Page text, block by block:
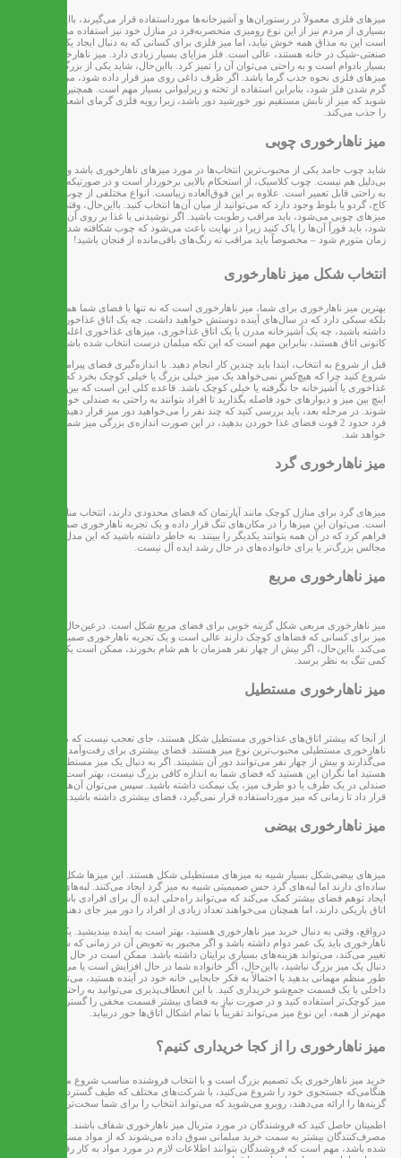
میزهای فلزی معمولاً در رستوران‌ها و آشپزخانه‌ها مورداستفاده قرار می‌گیرند، بااین‌حال،
بسیاری از مردم نیز از این نوع رومیزی منحصربه‌فرد در منازل خود نیز استفاده می‌کنند. ممکن
است این به مذاق همه خوش نیاید، اما میز فلزی برای کسانی که به دنبال ایجاد یک طرح
صنعتی-شیک در خانه هستند، عالی است. فلز مزایای بسیار زیادی دارد. میز ناهارخوری فلزی
بسیار بادوام است و به راحتی می‌توان آن را تمیز کرد. بااین‌حال، شاید یکی از بزرگ‌ترین معایب
میزهای فلزی نحوه جذب گرما باشد. اگر ظرف داغی روی میز قرار داده شود، می‌تواند باعث
گرم شدن فلز شود، بنابراین استفاده از تخته و زیرلیوانی بسیار مهم است. همچنین باید مطمئن
شوید که میز از تابش مستقیم نور خورشید دور باشد، زیرا رویه فلزی گرمای اشعه‌ی خورشید
را جذب می‌کند.
میز ناهارخوری چوبی
شاید چوب جامد یکی از محبوب‌ترین انتخاب‌ها در مورد میزهای ناهارخوری باشد و این موضوع
بی‌دلیل هم نیست. چوب کلاسیک، از استحکام بالایی برخوردار است و در صورتیکه آسیب ببیند
به راحتی قابل تعمیر است. علاوه بر این فوق‌العاده زیباست. انواع مختلفی از چوب مثل چوب
کاج، گردو یا بلوط وجود دارد که می‌توانید از میان آن‌ها انتخاب کنید. بااین‌حال، وقتی صحبت از
میزهای چوبی می‌شود، باید مراقب رطوبت باشید. اگر نوشیدنی یا غذا بر روی آن‌ها ریخته
شود، باید فوراً آن‌ها را پاک کنید زیرا در نهایت باعث می‌شود که چوب شکافته شده و در طول
زمان متورم شود – مخصوصاً باید مراقب ته رنگ‌های باقی‌مانده از فنجان باشید!
انتخاب شکل میز ناهارخوری
بهترین میز ناهارخوری برای شما، میز ناهارخوری است که نه تنها با فضای شما هماهنگ است،
بلکه سبکی دارد که در سال‌های آینده دوستش خواهید داشت. چه یک اتاق غذاخوری سنتی
داشته باشید، چه یک آشپزخانه مدرن یا یک اتاق غذاخوری، میزهای غذاخوری اغلب نقطه
کانونی اتاق هستند، بنابراین مهم است که این تکه مبلمان درست انتخاب شده باشد.
قبل از شروع به انتخاب، ابتدا باید چندین کار انجام دهید. با اندازه‌گیری فضای پیرامون اتاق
شروع کنید چرا که هیچ‌کس نمی‌خواهد یک میز خیلی بزرگ یا خیلی کوچک بخرد که در اتاق
اینچ بین میز و دیوارهای خود فاصله بگذارید تا افراد بتوانند به راحتی به صندلی خود وارد و خارج
شوند. در مرحله بعد، باید بررسی کنید که چند نفر را می‌خواهید دور میز قرار دهید. برای هر
فرد حدود 2 فوت فضای غذا خوردن بدهید، در این صورت اندازه‌ی بزرگی میز شما مشخص
خواهد شد.
میز ناهارخوری گرد
میزهای گرد برای منازل کوچک مانند آپارتمان که فضای محدودی دارند، انتخاب مناسب‌تری
است. می‌توان این میزها را در مکان‌های تنگ قرار داده و یک تجربه ناهارخوری صمیمی را
فراهم کرد که در آن همه بتوانند یکدیگر را ببینند. به خاطر داشته باشید که این مدل میز برای
مجالس بزرگ‌تر یا برای خانواده‌های در حال رشد ایده آل نیست.
میز ناهارخوری مربع
میز ناهارخوری مربعی شکل گزینه خوبی برای فضای مربع شکل است. درعین‌حال، این مدل
میز برای کسانی که فضاهای کوچک دارند عالی است و یک تجربه ناهارخوری صمیمی ایجاد
می‌کند. بااین‌حال، اگر بیش از چهار نفر همزمان با هم شام بخورند، ممکن است یک میز مربعی
کمی تنگ به نظر برسد.
میز ناهارخوری مستطیل
از آنجا که بیشتر اتاق‌های غذاخوری مستطیل شکل هستند، جای تعجب نیست که میزهای
ناهارخوری مستطیلی محبوب‌ترین نوع میز هستند. فضای بیشتری برای رفت‌وآمد در اتاق باقی
می‌گذارند و بیش از چهار نفر می‌توانند دور آن بنشینند. اگر به دنبال یک میز مستطیل شکل
هستید اما نگران این هستید که فضای شما به اندازه کافی بزرگ نیست، بهتر است به جای
صندلی در یک طرف یا دو طرف میز، یک نیمکت داشته باشید. سپس می‌توان آن‌ها را زیر میز
قرار داد تا زمانی که میز مورداستفاده قرار نمی‌گیرد، فضای بیشتری داشته باشید.
میز ناهارخوری بیضی
میزهای بیضی‌شکل بسیار شبیه به میزهای مستطیلی شکل هستند. این میزها شکل بسیار
ساده‌ای دارند اما لبه‌های گرد حس صمیمیتی شبیه به میز گرد ایجاد می‌کنند. لبه‌های منحنی به
ایجاد توهم فضای بیشتر کمک می‌کند که می‌تواند راه‌حلی ایده آل برای افرادی باشد که فضای
اتاق باریکی دارند، اما همچنان می‌خواهند تعداد زیادی از افراد را دور میز جای دهند.
درواقع، وقتی به دنبال خرید میز ناهارخوری هستید، بهتر است به آینده بیندیشید. یک میز
ناهارخوری باید یک عمر دوام داشته باشد و اگر مجبور به تعویض آن در زمانی که شرایط شما
تغییر می‌کند، می‌تواند هزینه‌های بسیاری برایتان داشته باشد. ممکن است در حال حاضر به
دنبال یک میز بزرگ نباشید، بااین‌حال، اگر خانواده شما در حال افزایش است یا می‌خواهید به
طور منظم مهمانی بدهید یا احتمالاً به فکر جابجایی خانه خود در آینده هستید، می‌توانید یک میز
داخلی با یک قسمت جمع‌شو خریداری کنید. با این انعطاف‌پذیری می‌توانید به راحتی هر روز از
میز کوچک‌تر استفاده کنید و در صورت نیاز به فضای بیشتر قسمت مخفی را گسترش دهید.
مهم‌تر از همه، این نوع میز می‌تواند تقریباً با تمام اشکال اتاق‌ها جور دربیاید.
میز ناهارخوری را از کجا خریداری کنیم؟
خرید میز ناهارخوری یک تصمیم بزرگ است و با انتخاب فروشنده مناسب شروع می‌شود.
هنگامی‌که جستجوی خود را شروع می‌کنید، با شرکت‌های مختلف که طیف گسترده‌ای از
گزینه‌ها را ارائه می‌دهند، روبرو می‌شوید که می‌تواند انتخاب را برای شما سخت‌تر کند.
اطمینان حاصل کنید که فروشندگان در مورد متریال میز ناهارخوری شفاف باشند. از آنجا که
مصرف‌کنندگان بیشتر به سمت خرید مبلمانی سوق داده می‌شوند که از مواد مستحکم ساخته
شده باشد، مهم است که فروشندگان بتوانند اطلاعات لازم در مورد مواد به کار رفته در